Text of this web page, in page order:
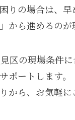
りの場合は、早
から進めるのが
区の現場条件
ポートします。
から、お気軽に